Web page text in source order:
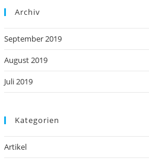
Archiv
September 2019
August 2019
Juli 2019
Kategorien
Artikel